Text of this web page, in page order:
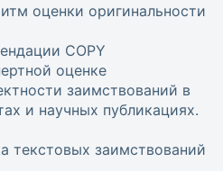
оценки оригинальности
COPY
оценке
заимствований в
и научных публикациях.
текстовых заимствований